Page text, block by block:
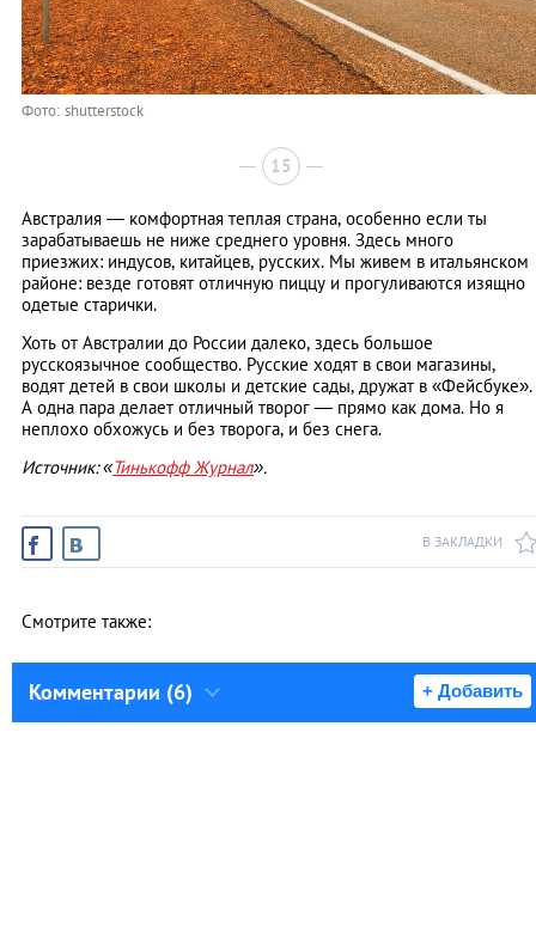
Фото: shutterstock
15
Австралия — комфортная теплая страна, особенно если ты
зарабатываешь не ниже среднего уровня. Здесь много
приезжих: индусов, китайцев, русских. Мы живем в итальянском
районе: везде готовят отличную пиццу и прогуливаются изящно
одетые старички.
Хоть от Австралии до России далеко, здесь большое
русскоязычное сообщество. Русские ходят в свои магазины,
водят детей в свои школы и детские сады, дружат в «Фейсбуке».
А одна пара делает отличный творог — прямо как дома. Но я
неплохо обхожусь и без творога, и без снега.
Источник: «Тинькофф Журнал».
В ЗАКЛАДКИ
Смотрите также:
Комментарии (6) + Добавить